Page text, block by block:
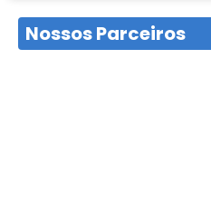
Nossos Parceiros